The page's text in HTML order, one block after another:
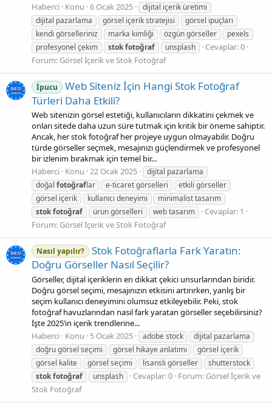
Haberci Konu 6 Ocak 2025
dijital içerik üretimi
dijital pazarlama
görsel içerik stratejisi
görsel ipuçları
kendi görselleriniz
marka kimliği özgün görseller
pexels
profesyonel çekim
stokfotoğraf unsplash
Cevaplar: 0
Forum: Görsel İçerik ve Stok Fotoğraf
İpucu
Web Siteniz İçin Hangi Stok Fotoğraf
Türleri Daha Etkili?
Web sitenizin görsel estetiği, kullanıcıların dikkatini çekmek ve
onları sitede daha uzun süre tutmak için kritik bir öneme sahiptir.
Ancak, her stok fotoğraf her projeye uygun olmayabilir. Doğru
türde görseller seçmek, mesajınızı güçlendirmek ve profesyonel
bir izlenim bırakmak için temel bir...
Haberci Konu 22 Ocak 2025
dijital pazarlama
doğal fotoğraflar e-ticaret görselleri
etkili görseller
görsel içerik
kullanıcı deneyimi
minimalist tasarım
stokfotoğraf ürün görselleri web tasarım
Cevaplar: 1
Forum: Görsel İçerik ve Stok Fotoğraf
Nasıl yapılır?
Stok Fotoğraflarla Fark Yaratın:
Doğru Görseller Nasıl Seçilir?
Görseller, dijital içeriklerin en dikkat çekici unsurlarından biridir.
Doğru görsel seçimi, mesajınızın etkisini artırırken, yanlış bir
seçim kullanıcı deneyimini olumsuz etkileyebilir. Peki, stok
fotoğraf havuzlarından nasıl fark yaratan görseller seçebilirsiniz?
İşte 2025’in içerik trendlerine...
Haberci Konu 5 Ocak 2025 adobe stock
dijital pazarlama
doğru görsel seçimi
görsel hikaye anlatımı
görsel içerik
görsel kalite
görsel seçimi lisanslı görseller
shutterstock
stokfotoğraf unsplash Cevaplar: 0 Forum: Görsel İçerik ve
Stok Fotoğraf